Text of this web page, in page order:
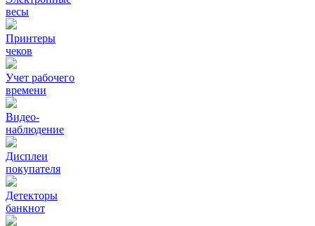
весы
Принтеры
чеков
Учет рабочего
времени
Видео‑
наблюдение
Дисплеи
покупателя
Детекторы
банкнот